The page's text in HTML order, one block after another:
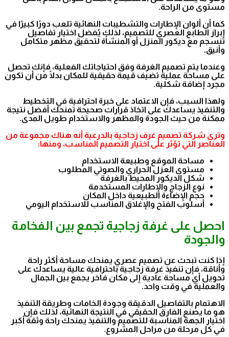
مستوى من الراحة.
كما أن ألوان الإطارات والتشطيبات النهائية تلعب دورًا كبيرًا في
إبراز الطابع العصري للتصميم، لذلك يُفضل اختيار تفاصيل
تنسجم مع ديكور المنزل أو المنشأة لتحقيق مظهر متكامل
وأنيق.
وعندما يتم تصميم الغرفة وفق احتياجاتك الفعلية، فإنك تحصل
على مساحة عملية تضيف قيمة حقيقية للمكان بدلًا من أن تكون
مجرد إضافة شكلية.
ولهذا السبب، فإن الاعتماد على خبرة احترافية في التخطيط
والتنفيذ يساعدك على اتخاذ قرارات صحيحة تمنحك أفضل نتيجة
ممكنة من حيث الجودة والمظهر والاستخدام طويل المدى.
وترى شركة تصميم غرف زجاجية بالدرعية أنه هناك مجموعة من
العناصر التي تؤثر على اختيار التصميم المناسب، ومنها:
مساحة الموقع وطبيعة الاستخدام
مستوى العزل الحراري والصوتي المطلوب
شكل الديكور المحيط بالغرفة
نوع الزجاج والإطارات المستخدمة
حجم الإضاءة الطبيعية داخل المكان
أسلوب الفتح والإغلاق المناسب للاستخدام اليومي
احصل على غرفة زجاجية تجمع بين الفخامة
والجودة
إذا كنت تبحث عن تصميم عصري يمنحك مساحة أكثر راحة
وأناقة، فإن تنفيذ غرفة زجاجية باحترافية عالية يساعدك على
تحويل أي مساحة عادية إلى مكان فاخر يجمع بين الجمال
والعملية في وقت واحد.
الاهتمام بالتفاصيل الدقيقة وجودة الخامات وطريقة التنفيذ
هو ما يصنع الفارق الحقيقي في النتيجة النهائية، لذلك فإن
اختيار الجهة المناسبة للتصميم والتنفيذ يمنحك راحة وثقة أكبر
في كل مرحلة من مراحل المشروع.